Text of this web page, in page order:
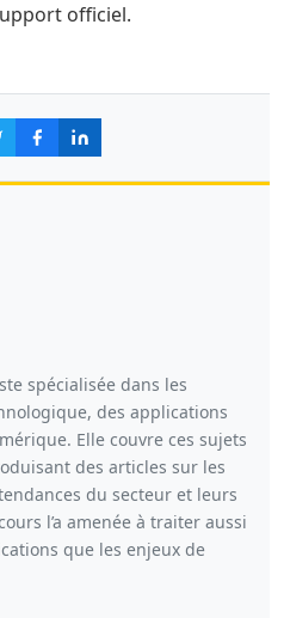
officiel.
spécialisée dans les
des applications
Elle couvre ces sujets
des articles sur les
du secteur et leurs
l’a amenée à traiter aussi
que les enjeux de